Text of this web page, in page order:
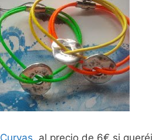
Curvas, al precio de 6€ si